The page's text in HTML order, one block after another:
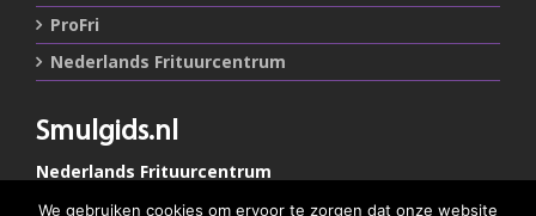
ProFri
Nederlands Frituurcentrum
Smulgids.nl
Nederlands Frituurcentrum
We gebruiken cookies om ervoor te zorgen dat onze website